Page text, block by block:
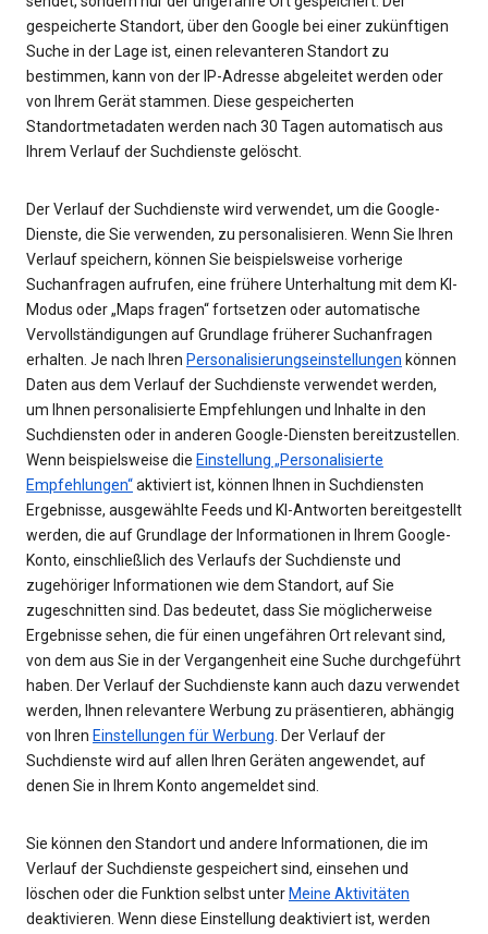
gespeicherte Standort, über den Google bei einer zukünftigen
Suche in der Lage ist, einen relevanteren Standort zu
bestimmen, kann von der IP-Adresse abgeleitet werden oder
von Ihrem Gerät stammen. Diese gespeicherten
Standortmetadaten werden nach 30 Tagen automatisch aus
Ihrem Verlauf der Suchdienste gelöscht.
Der Verlauf der Suchdienste wird verwendet, um die Google-
Dienste, die Sie verwenden, zu personalisieren. Wenn Sie Ihren
Verlauf speichern, können Sie beispielsweise vorherige
Suchanfragen aufrufen, eine frühere Unterhaltung mit dem KI-
Modus oder „Maps fragen“ fortsetzen oder automatische
Vervollständigungen auf Grundlage früherer Suchanfragen
erhalten. Je nach Ihren Personalisierungseinstellungen können
Daten aus dem Verlauf der Suchdienste verwendet werden,
um Ihnen personalisierte Empfehlungen und Inhalte in den
Suchdiensten oder in anderen Google-Diensten bereitzustellen.
Wenn beispielsweise die Einstellung „Personalisierte
Empfehlungen“aktiviert ist, können Ihnen in Suchdiensten
Ergebnisse, ausgewählte Feeds und KI-Antworten bereitgestellt
werden, die auf Grundlage der Informationen in Ihrem Google-
Konto, einschließlich des Verlaufs der Suchdienste und
zugehöriger Informationen wie dem Standort, auf Sie
zugeschnitten sind. Das bedeutet, dass Sie möglicherweise
Ergebnisse sehen, die für einen ungefähren Ort relevant sind,
von dem aus Sie in der Vergangenheit eine Suche durchgeführt
haben. Der Verlauf der Suchdienste kann auch dazu verwendet
werden, Ihnen relevantere Werbung zu präsentieren, abhängig
von Ihren Einstellungen für Werbung. Der Verlauf der
Suchdienste wird auf allen Ihren Geräten angewendet, auf
denen Sie in Ihrem Konto angemeldet sind.
Sie können den Standort und andere Informationen, die im
Verlauf der Suchdienste gespeichert sind, einsehen und
löschen oder die Funktion selbst unter Meine Aktivitäten
deaktivieren. Wenn diese Einstellung deaktiviert ist, werden